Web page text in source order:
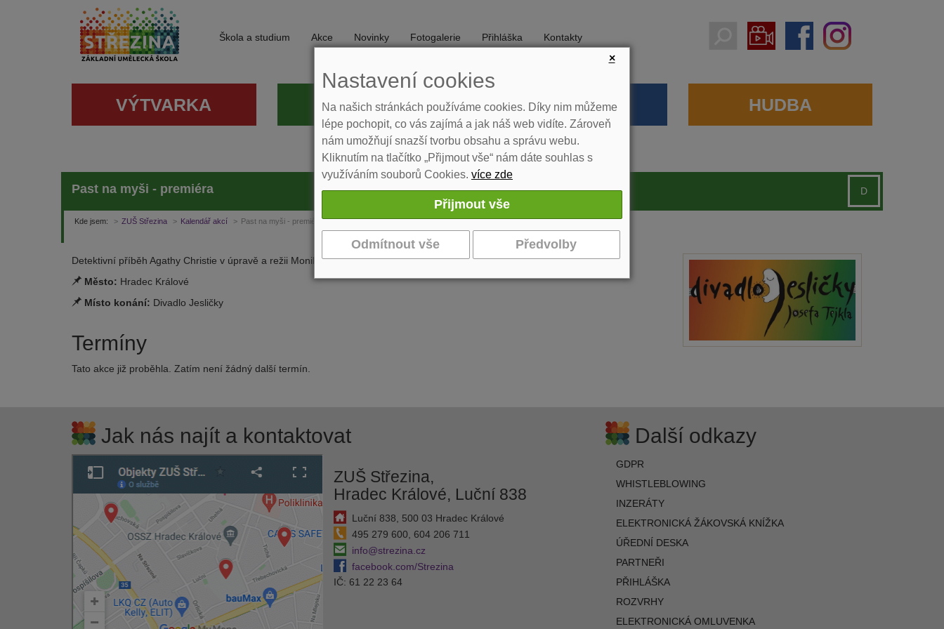
Škola a studium Akce Novinky Fotogalerie Přihláška Kontakty
VÝTVARKA DIVADLO TANEC HUDBA
Past na myši - premiéra D
Kde jsem: ZUŠ Střezina Kalendář akcí Past na myši - premiéra
Detektivní příběh Agathy Christie v úpravě a režii Moniky Janákové.
Město: Hradec Králové
Místo konání: Divadlo Jesličky
Termíny
Tato akce již proběhla. Zatím není žádný další termín.
Jak nás najít a kontaktovat
ZUŠ Střezina,
Hradec Králové, Luční 838
Luční 838, 500 03 Hradec Králové
495 279 600, 604 206 711
info@strezina.cz
facebook.com/Strezina
IČ: 61 22 23 64
Další odkazy
GDPR
WHISTLEBLOWING
INZERÁTY
ELEKTRONICKÁ ŽÁKOVSKÁ KNÍŽKA
ÚŘEDNÍ DESKA
PARTNEŘI
PŘIHLÁŠKA
ROZVRHY
ELEKTRONICKÁ OMLUVENKA
×
Nastavení cookies
Na našich stránkách používáme cookies. Díky nim můžeme
lépe pochopit, co vás zajímá a jak náš web vidíte. Zároveň
nám umožňují snazší tvorbu obsahu a správu webu.
Kliknutím na tlačítko „Přijmout vše“ nám dáte souhlas s
využíváním souborů Cookies. více zde